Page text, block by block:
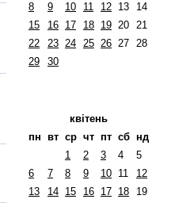
8
9 10 11 12 13
14
15
16 17 18 19 20 21
22
23 24 25 26 27 28
29
30
квітень
пн вт ср чт пт сб нд
1
2 3 4
5
6
7 8 9 10 11
12
13
14 15 16 17 18
19